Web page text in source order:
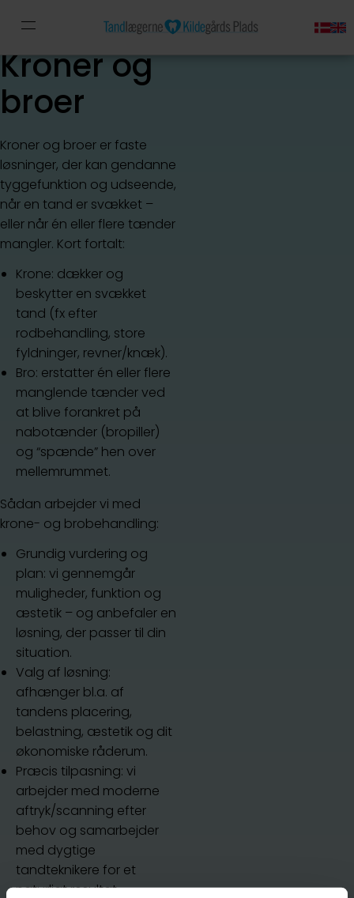
Kroner og
broer
Kroner og broer er faste
løsninger, der kan gendanne
tyggefunktion og udseende,
når en tand er svækket –
eller når én eller flere tænder
mangler. Kort fortalt:
Krone: dækker og
beskytter en svækket
tand (fx efter
rodbehandling, store
fyldninger, revner/knæk).
Bro: erstatter én eller flere
manglende tænder ved
at blive forankret på
nabotænder (bropiller)
og “spænde” hen over
mellemrummet.
Sådan arbejder vi med
krone- og brobehandling:
Grundig vurdering og
plan: vi gennemgår
muligheder, funktion og
æstetik – og anbefaler en
løsning, der passer til din
situation.
Valg af løsning:
afhænger bl.a. af
tandens placering,
belastning, æstetik og dit
økonomiske råderum.
Præcis tilpasning: vi
arbejder med moderne
aftryk/scanning efter
behov og samarbejder
med dygtige
tandteknikere for et
naturligt resultat.